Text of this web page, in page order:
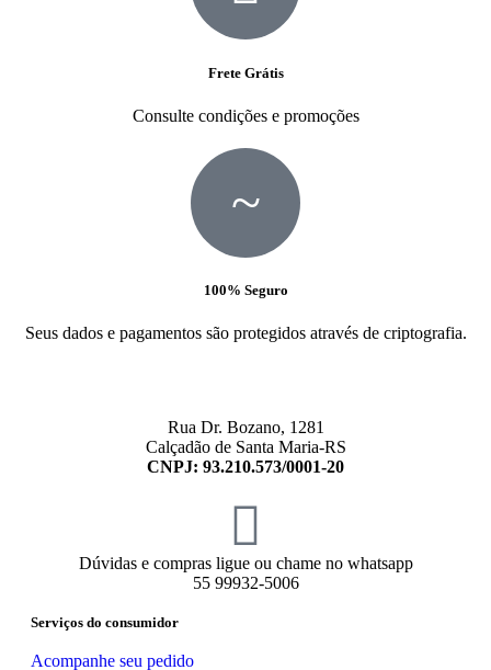
Frete Grátis
Consulte condições e promoções
100% Seguro
Seus dados e pagamentos são protegidos através de criptografia.
Rua Dr. Bozano, 1281
Calçadão de Santa Maria-RS
CNPJ: 93.210.573/0001-20
Dúvidas e compras ligue ou chame no whatsapp
55 99932-5006
Serviços do consumidor
Acompanhe seu pedido